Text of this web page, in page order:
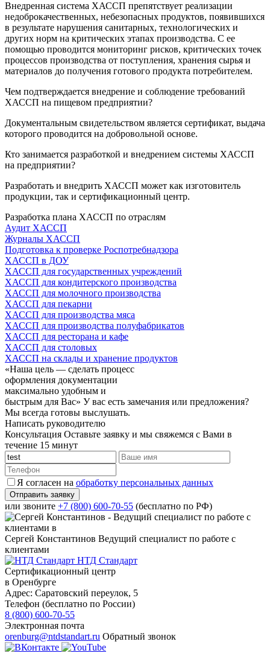
Внедренная система ХАССП препятствует реализации
недоброкачественных, небезопасных продуктов, появившихся
в результате нарушения санитарных, технологических и
других норм на критических этапах производства. С ее
помощью проводится мониторинг рисков, критических точек
процессов производства от поступления, хранения сырья и
материалов до получения готового продукта потребителем.
Чем подтверждается внедрение и соблюдение требований
ХАССП на пищевом предприятии?
Документальным свидетельством является сертификат, выдача
которого проводится на добровольной основе.
Кто занимается разработкой и внедрением системы ХАССП
на предприятии?
Разработать и внедрить ХАССП может как изготовитель
продукции, так и сертификационный центр.
Разработка плана ХАССП по отраслям
Аудит ХАССП
Журналы ХАССП
Подготовка к проверке Роспотребнадзора
ХАССП в ДОУ
ХАССП для государственных учреждений
ХАССП для кондитерского производства
ХАССП для молочного производства
ХАССП для пекарни
ХАССП для производства мяса
ХАССП для производства полуфабрикатов
ХАССП для ресторана и кафе
ХАССП для столовых
ХАССП на склады и хранение продуктов
«Наша цель — сделать процесс
оформления документации
максимально удобным и
быстрым для Вас» У вас есть замечания или предложения?
Мы всегда готовы выслушать.
Написать руководителю
Консультация Оставьте заявку и мы свяжемся с Вами в
течение 15 минут
Я согласен на обработку персональных данных
или звоните +7 (800) 600-70-55 (бесплатно по РФ)
Сергей Константинов Ведущий специалист по работе с
клиентами
НТД Стандарт
Сертификационный центр
в Оренбурге
Адрес: Саратовский переулок, 5
Телефон (бесплатно по России)
8 (800) 600-70-55
Электронная почта
orenburg@ntdstandart.ru Обратный звонок